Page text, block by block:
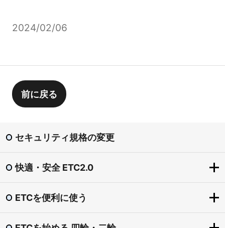
2024/02/06
前に戻る
セキュリティ規格の変更
快適・安全 ETC2.0
快適・安全 ETC2.0
ETCを便利に使う